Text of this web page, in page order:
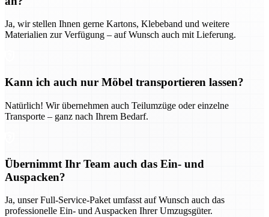
Ja, wir stellen Ihnen gerne Kartons, Klebeband und weitere
Materialien zur Verfügung – auf Wunsch auch mit Lieferung.
Kann ich auch nur Möbel transportieren lassen?
Natürlich! Wir übernehmen auch Teilumzüge oder einzelne
Transporte – ganz nach Ihrem Bedarf.
Übernimmt Ihr Team auch das Ein- und
Auspacken?
Ja, unser Full-Service-Paket umfasst auf Wunsch auch das
professionelle Ein- und Auspacken Ihrer Umzugsgüter.